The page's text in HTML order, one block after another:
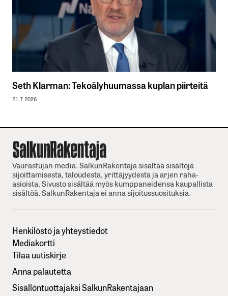
Seth Klarman: Tekoälyhuumassa kuplan piirteitä
21.7.2026
Vaurastujan media. SalkunRakentaja sisältää sisältöjä
sijoittamisesta, taloudesta, yrittäjyydesta ja arjen raha-
asioista. Sivusto sisältää myös kumppaneidensa kaupallista
sisältöä. SalkunRakentaja ei anna sijoitussuosituksia.
Henkilöstö ja yhteystiedot
Mediakortti
Tilaa uutiskirje
Anna palautetta
Sisällöntuottajaksi SalkunRakentajaan